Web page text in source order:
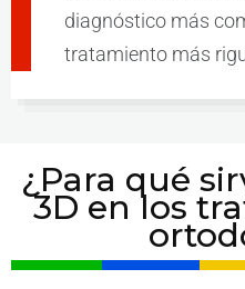
diagnóstico más
tratamiento más
¿Para qué
3D en los